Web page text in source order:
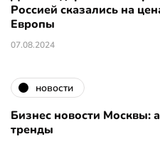
Россией сказались на
Европы
07.08.2024
новости
Бизнес новости Москвы:
тренды